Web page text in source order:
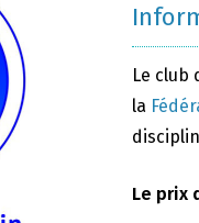
Le club
la
Le prix